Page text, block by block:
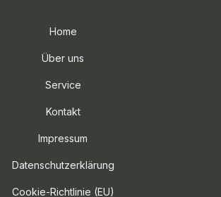
Home
Über uns
Service
Kontakt
Impressum
Datenschutzerklärung
Cookie-Richtlinie (EU)